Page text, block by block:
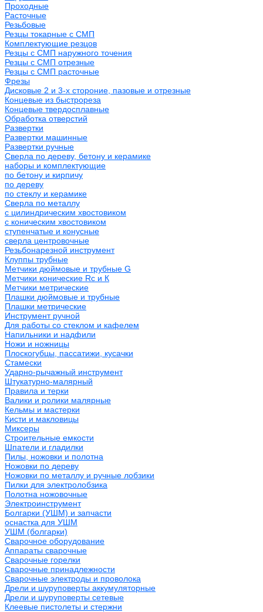
Проходные
Расточные
Резьбовые
Резцы токарные с СМП
Комплектующие резцов
Резцы с СМП наружного точения
Резцы с СМП отрезные
Резцы с СМП расточные
Фрезы
Дисковые 2 и 3-х стороние, пазовые и отрезные
Концевые из быстрореза
Концевые твердосплавные
Обработка отверстий
Развертки
Развертки машинные
Развертки ручные
Сверла по дереву, бетону и керамике
наборы и комплектующие
по бетону и кирпичу
по дереву
по стеклу и керамике
Сверла по металлу
c цилиндрическим хвостовиком
c коническим хвостовиком
cтупенчатые и конусные
сверла центровочные
Резьбонарезной инструмент
Клуппы трубные
Метчики дюймовые и трубные G
Метчики конические Rc и К
Метчики метрические
Плашки дюймовые и трубные
Плашки метрические
Инструмент ручной
Для работы со стеклом и кафелем
Напильники и надфили
Ножи и ножницы
Плоскогубцы, пассатижи, кусачки
Стамески
Ударно-рычажный инструмент
Штукатурно-малярный
Правила и терки
Валики и ролики малярные
Кельмы и мастерки
Кисти и макловицы
Миксеры
Строительные емкости
Шпатели и гладилки
Пилы, ножовки и полотна
Ножовки по дереву
Ножовки по металлу и ручные лобзики
Пилки для электролобзика
Полотна ножовочные
Электроинструмент
Болгарки (УШМ) и запчасти
оснастка для УШМ
УШМ (болгарки)
Сварочное оборудование
Аппараты сварочные
Сварочные горелки
Сварочные принадлежности
Сварочные электроды и проволока
Дрели и шуруповерты аккумуляторные
Дрели и шуруповерты сетевые
Клеевые пистолеты и стержни